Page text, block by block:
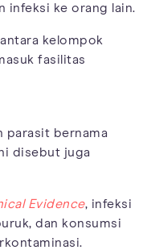
infeksi ke orang lain.
kelompok
fasilitas
parasit bernama
disebut juga
Evidence, infeksi
dan konsumsi